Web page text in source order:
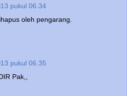
pukul 06.34
oleh pengarang.
pukul 06.35
Pak,,